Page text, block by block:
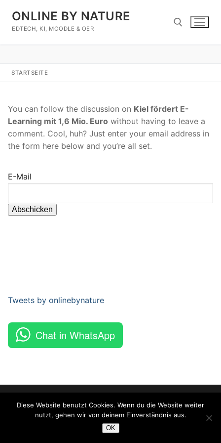
Inhalt
springen
ONLINE BY NATURE
EDTECH, KI, MOODLE & OER
STARTSEITE
You can follow the discussion on Kiel fördert E-
Learning mit 1,6 Mio. Euro without having to leave a
comment. Cool, huh? Just enter your email address in
the form here below and you’re all set.
E-Mail
Tweets by onlinebynature
Chat in WhatsApp
Copyright © 2026 Online By Nature – Powered byCustomify
Diese Website benutzt Cookies. Wenn du die Website weiter
nutzt, gehen wir von deinem Einverständnis aus.
OK